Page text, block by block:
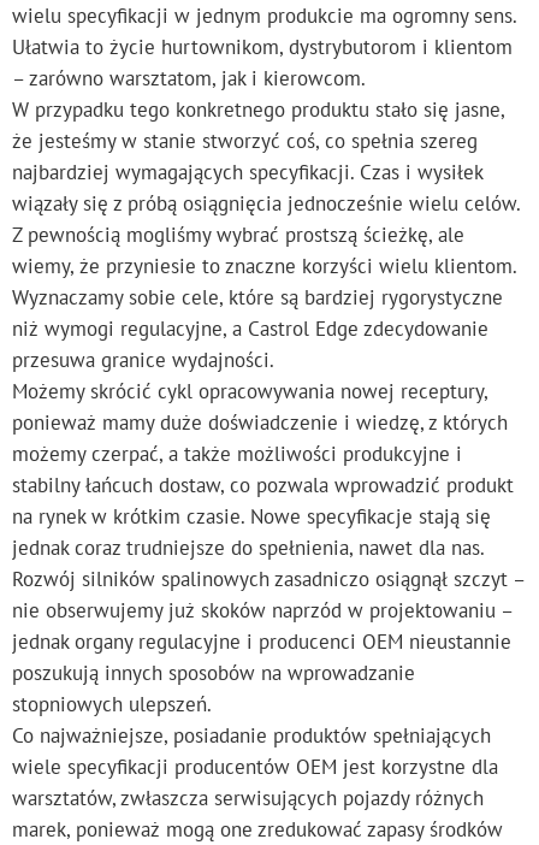
wielu specyfikacji w jednym produkcie ma ogromny sens.
Ułatwia to życie hurtownikom, dystrybutorom i klientom
– zarówno warsztatom, jak i kierowcom.
W przypadku tego konkretnego produktu stało się jasne,
że jesteśmy w stanie stworzyć coś, co spełnia szereg
najbardziej wymagających specyfikacji. Czas i wysiłek
wiązały się z próbą osiągnięcia jednocześnie wielu celów.
Z pewnością mogliśmy wybrać prostszą ścieżkę, ale
wiemy, że przyniesie to znaczne korzyści wielu klientom.
Wyznaczamy sobie cele, które są bardziej rygorystyczne
niż wymogi regulacyjne, a Castrol Edge zdecydowanie
przesuwa granice wydajności.
Możemy skrócić cykl opracowywania nowej receptury,
ponieważ mamy duże doświadczenie i wiedzę, z których
możemy czerpać, a także możliwości produkcyjne i
stabilny łańcuch dostaw, co pozwala wprowadzić produkt
na rynek w krótkim czasie. Nowe specyfikacje stają się
jednak coraz trudniejsze do spełnienia, nawet dla nas.
Rozwój silników spalinowych zasadniczo osiągnął szczyt –
nie obserwujemy już skoków naprzód w projektowaniu –
jednak organy regulacyjne i producenci OEM nieustannie
poszukują innych sposobów na wprowadzanie
stopniowych ulepszeń.
Co najważniejsze, posiadanie produktów spełniających
wiele specyfikacji producentów OEM jest korzystne dla
warsztatów, zwłaszcza serwisujących pojazdy różnych
marek, ponieważ mogą one zredukować zapasy środków